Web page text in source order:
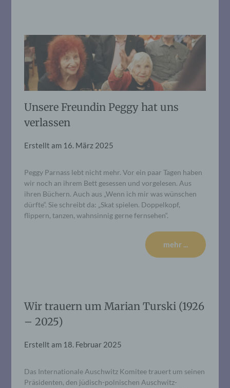
Unsere Freundin Peggy hat uns
verlassen
Erstellt am 16. März 2025
Peggy Parnass lebt nicht mehr. Vor ein paar Tagen haben
wir noch an ihrem Bett gesessen und vorgelesen. Aus
ihren Büchern. Auch aus „Wenn ich mir was wünschen
dürfte“. Sie schreibt da: „Skat spielen. Doppelkopf,
flippern, tanzen, wahnsinnig gerne fernsehen“.
mehr ...
Wir trauern um Marian Turski (1926
– 2025)
Erstellt am 18. Februar 2025
Das Internationale Auschwitz Komitee trauert um seinen
Präsidenten, den jüdisch-polnischen Auschwitz-